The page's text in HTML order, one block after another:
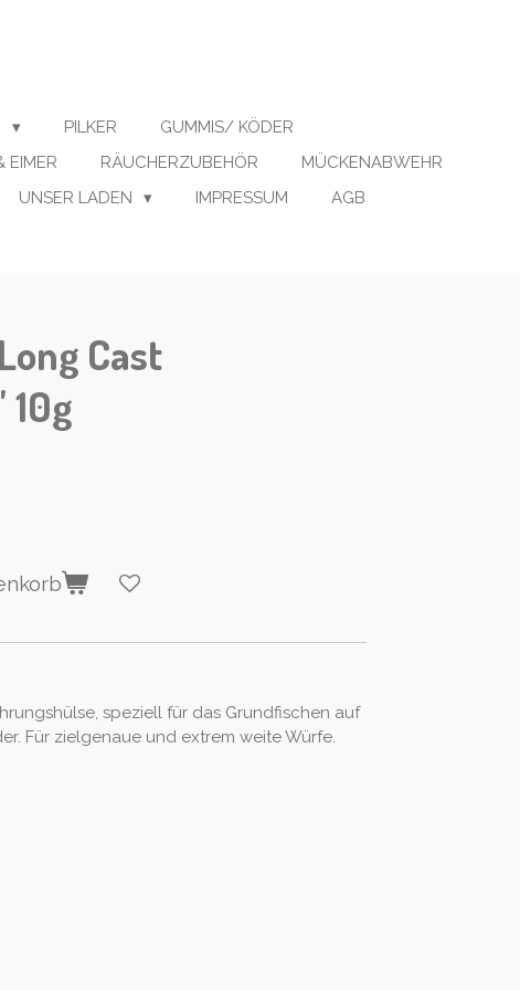
PILKER
GUMMIS/ KÖDER
EIMER RÄUCHERZUBEHÖR
MÜCKENABWEHR
UNSER LADEN IMPRESSUM
AGB
Cast
speziell für das Grundfischen auf
Für zielgenaue und extrem weite Würfe.